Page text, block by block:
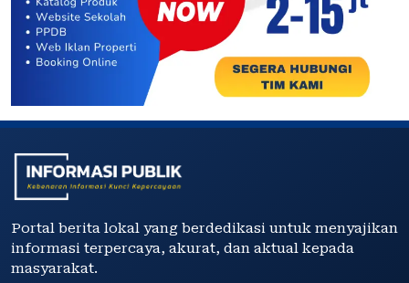
Portal berita lokal yang berdedikasi untuk menyajikan
informasi terpercaya, akurat, dan aktual kepada
masyarakat.